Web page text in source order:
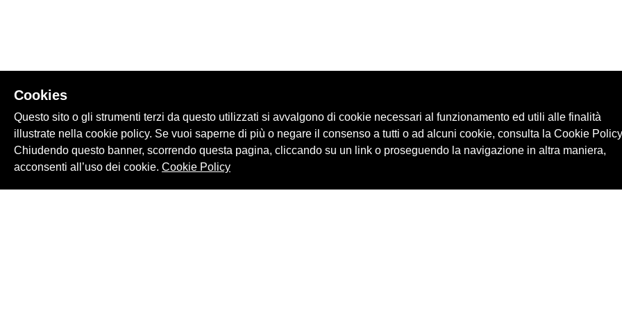
Cookies
Questo sito o gli strumenti terzi da questo utilizzati si avvalgono di cookie necessari al funzionamento ed utili alle finalità
illustrate nella cookie policy. Se vuoi saperne di più o negare il consenso a tutti o ad alcuni cookie, consulta la Cookie
Chiudendo questo banner, scorrendo questa pagina, cliccando su un link o proseguendo la navigazione in altra maniera,
acconsenti all’uso dei cookie. Cookie Policy